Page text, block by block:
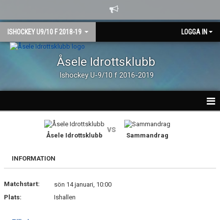
ISHOCKEY U9/10 F 2018-19 LOGGA IN
Åsele Idrottsklubb
Ishockey U-9/10 f 2016-2019
MATCHER
KALENDER
Åsele Idrottsklubb
vs
Sammandrag
INFORMATION
Matchstart:
sön 14 januari, 10:00
Plats:
Ishallen